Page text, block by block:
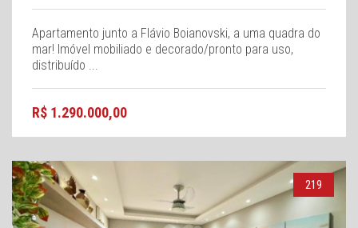
Apartamento junto a Flávio Boianovski, a uma quadra do
mar! Imóvel mobiliado e decorado/pronto para uso,
distribuído ...
R$ 1.290.000,00
219